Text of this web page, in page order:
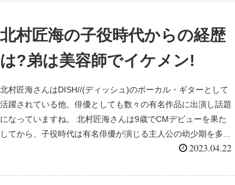
北村匠海の子役時代からの経歴
は?弟は美容師でイケメン!
北村匠海さんはDISH//(ディッシュ)のボーカル・ギターとして
活躍されている他、俳優としても数々の有名作品に出演し話題
になっていますね。 北村匠海さんは9歳でCMデビューを果た
してから、子役時代は有名俳優が演じる主人公の幼少期を多...
2023.04.22